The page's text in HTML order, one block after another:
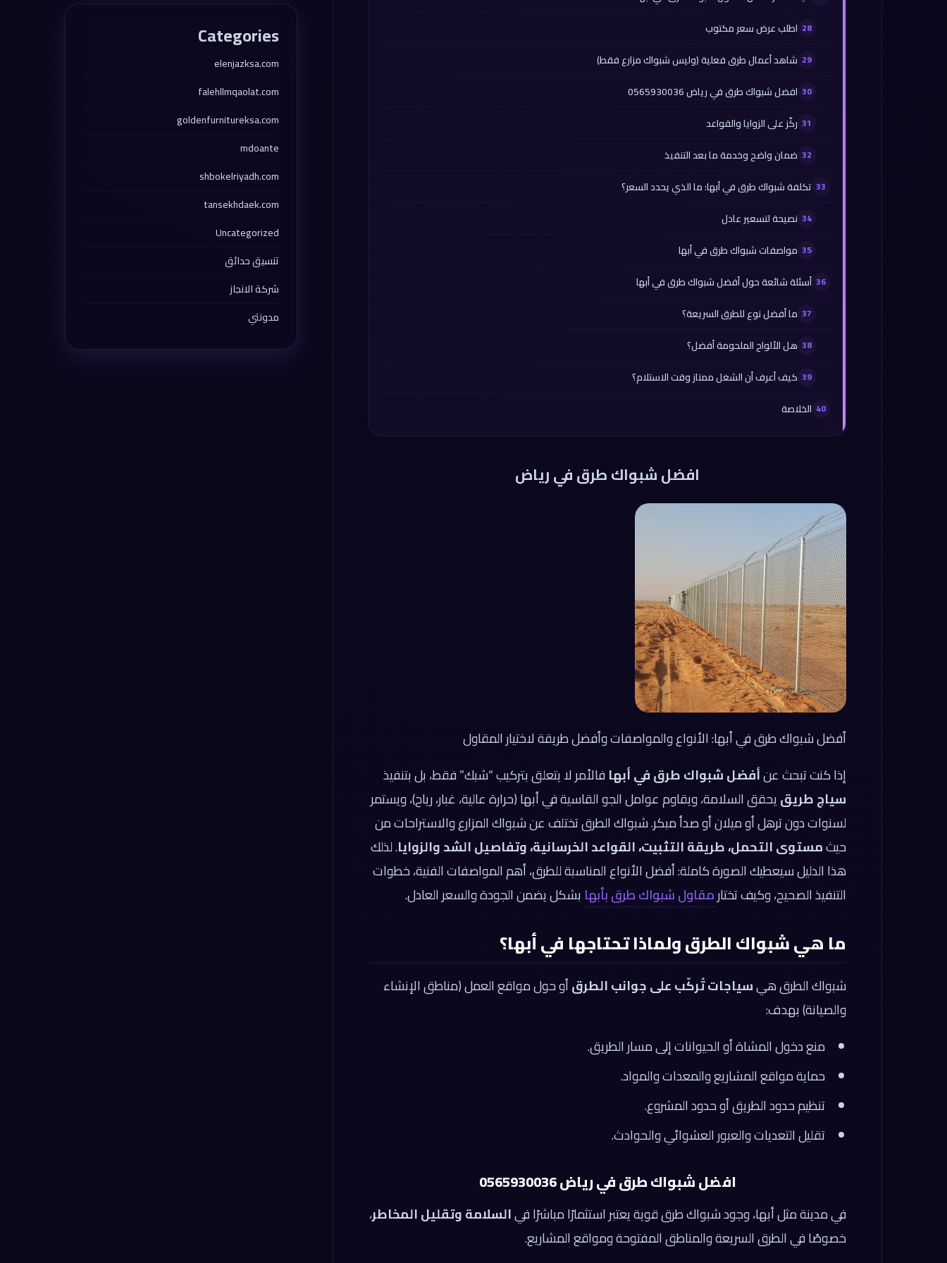
اطلب عرض سعر مكتوب
شاهد أعمال طرق فعلية (وليس شبواك مزارع فقط)
افضل شبواك طرق في رياض 0565930036
ركّز على الزوايا والقواعد
ضمان واضح وخدمة ما بعد التنفيذ
تكلفة شبواك طرق في أبها: ما الذي يحدد السعر؟
نصيحة لتسعير عادل
مواصفات شبواك طرق في أبها
أسئلة شائعة حول أفضل شبواك طرق في أبها
ما أفضل نوع للطرق السريعة؟
هل الألواح الملحومة أفضل؟
كيف أعرف أن الشغل ممتاز وقت الاستلام؟
الخلاصة
افضل شبواك طرق في رياض
أفضل شبواك طرق في أبها: الأنواع والمواصفات وأفضل طريقة لاختيار المقاول
إذا كنت تبحث عنأفضل شبواك طرق في أبها فالأمر لا يتعلق بتركيب “شبك” فقط، بل بتنفيذ
سياج طريقيحقق السلامة، ويقاوم عوامل الجو القاسية في أبها (حرارة عالية، غبار، رياح)، ويستمر
لسنوات دون ترهل أو ميلان أو صدأ مبكر. شبواك الطرق تختلف عن شبواك المزارع والاستراحات من
حيثمستوى التحمل، طريقة التثبيت، القواعد الخرسانية، وتفاصيل الشد والزوايا. لذلك
هذا الدليل سيعطيك الصورة كاملة: أفضل الأنواع المناسبة للطرق، أهم المواصفات الفنية، خطوات
التنفيذ الصحيح، وكيف تختارمقاول شبواك طرق بأبها بشكل يضمن الجودة والسعر العادل.
ما هي شبواك الطرق ولماذا تحتاجها في أبها؟
شبواك الطرق هيسياجات تُركّب على جوانب الطرقأو حول مواقع العمل (مناطق الإنشاء
والصيانة) بهدف:
منع دخول المشاة أو الحيوانات إلى مسار الطريق.
حماية مواقع المشاريع والمعدات والمواد.
تنظيم حدود الطريق أو حدود المشروع.
تقليل التعديات والعبور العشوائي والحوادث.
افضل شبواك طرق في رياض 0565930036
في مدينة مثل أبها، وجود شبواك طرق قوية يعتبر استثمارًا مباشرًا فيالسلامة وتقليل المخاطر،
خصوصًا في الطرق السريعة والمناطق المفتوحة ومواقع المشاريع.
Categories
elenjazksa.com
falehllmqaolat.com
goldenfurnitureksa.com
mdoante
shbokelriyadh.com
tansekhdaek.com
Uncategorized
تنسيق حدائق
شركة الانجاز
مدونتي